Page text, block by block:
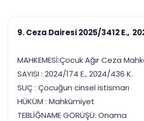
Duruşma ve görev
takvimi
Bildirim
Süreleri asla kaçırmayın
Tek panelde uçtan uca yönetim
UYAP & UETS entegrasyonundan
Tüm özellikleri inceleyin
9. Ceza Dairesi 2025/3412 E.,
MAHKEMESİ:Çocuk Ağır Ceza
SAYISI : 2024/174 E., 2024/436 K.
SUÇ : Çocuğun cinsel istismarı
HÜKÜM : Mahkûmiyet
TEBLİĞNAME GÖRÜŞÜ: Onama